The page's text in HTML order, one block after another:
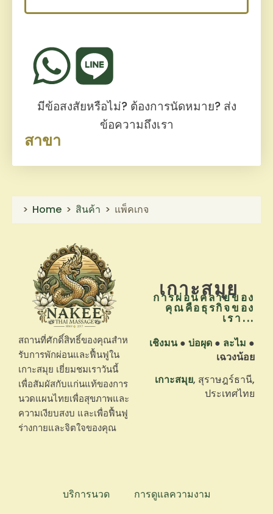
มีข้อสงสัยหรือไม่? ต้องการนัดหมาย? ส่ง
ข้อความถึงเรา
สาขา
Home สินค้า แพ็คเกจ
สถานที่ศักดิ์สิทธิ์ของคุณสําห
รับการพักผ่อนและฟื้นฟูใน
เกาะสมุย เยี่ยมชมเราวันนี้
เพื่อสัมผัสกับแก่นแท้ของการ
นวดแผนไทยเพื่อสุขภาพและ
ความเงียบสงบ และเพื่อฟื้นฟู
ร่างกายและจิตใจของคุณ
เกาะสมุย
การผ่อนคลายของ
คุณคือธุรกิจของ
เรา...
เชิงมน● บ่อผุด ● ละไม ●
เฉวงน้อย
เกาะสมุย, สุราษฎร์ธานี,
ประเทศไทย
บริการนวด
การดูแลความงาม